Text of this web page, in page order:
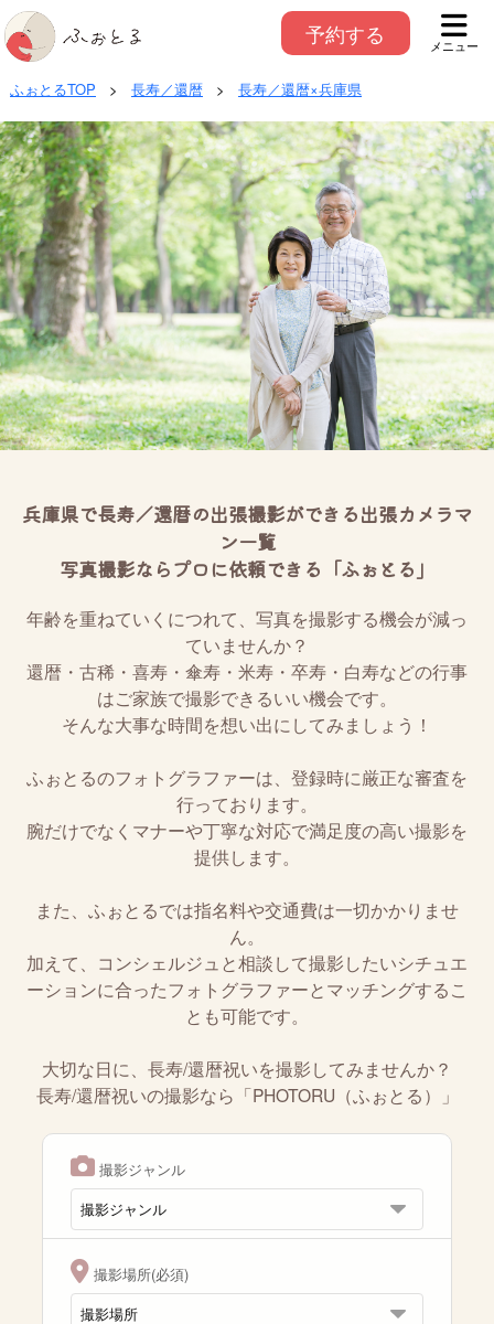
予約する メニュー
ふぉとるTOP > 長寿／還暦 > 長寿／還暦×兵庫県
兵庫県で長寿／還暦の出張撮影ができる出張カメラマ
ン一覧
写真撮影ならプロに依頼できる「ふぉとる」
年齢を重ねていくにつれて、写真を撮影する機会が減っ
ていませんか？
還暦・古稀・喜寿・傘寿・米寿・卒寿・白寿などの行事
はご家族で撮影できるいい機会です。
そんな大事な時間を想い出にしてみましょう！
ふぉとるのフォトグラファーは、登録時に厳正な審査を
行っております。
腕だけでなくマナーや丁寧な対応で満足度の高い撮影を
提供します。
また、ふぉとるでは指名料や交通費は一切かかりませ
ん。
加えて、コンシェルジュと相談して撮影したいシチュエ
ーションに合ったフォトグラファーとマッチングするこ
とも可能です。
大切な日に、長寿/還暦祝いを撮影してみませんか？
長寿/還暦祝いの撮影なら「PHOTORU（ふぉとる）」
撮影ジャンル
撮影場所(必須)